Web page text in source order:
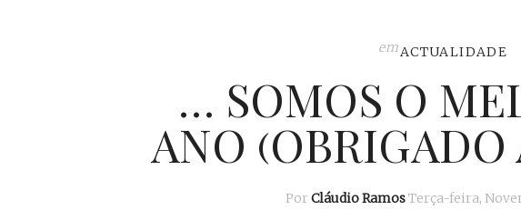
emACTUALIDADE
… SOMOS O
ANO (OBRIGADO
Por Cláudio RamosTerça-feira,